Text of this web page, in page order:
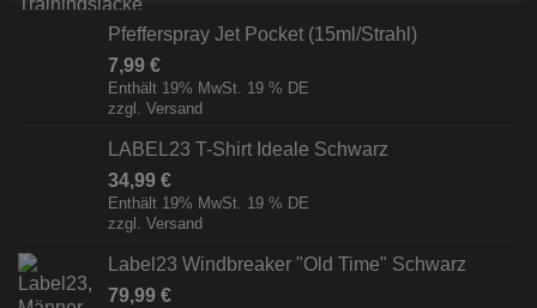
Pfefferspray Jet Pocket (15ml/Strahl)
7,99 €
Enthält 19% MwSt. 19 % DE
zzgl. Versand
LABEL23 T-Shirt Ideale Schwarz
34,99 €
Enthält 19% MwSt. 19 % DE
zzgl. Versand
Label23 Windbreaker "Old Time" Schwarz
79,99 €